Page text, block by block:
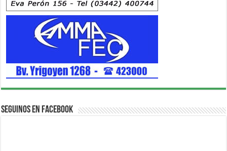
Seguinos en Facebook